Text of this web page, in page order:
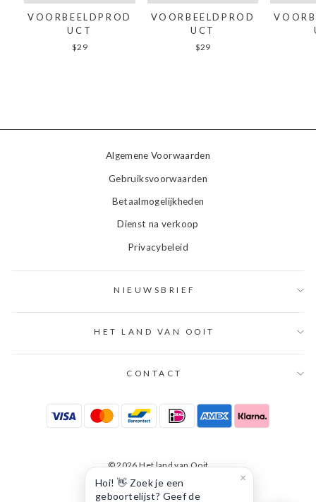
VOORBEELDPROD
UCT
$29
VOORBEELDPROD
UCT
$29
Algemene Voorwaarden
Gebruiksvoorwaarden
Betaalmogelijkheden
Dienst na verkoop
Privacybeleid
NIEUWSBRIEF
HET LAND VAN OOIT
CONTACT
© 2026 Het land van Ooit
×
Hoi! 👋 Zoek je een
geboortelijst? Geef de